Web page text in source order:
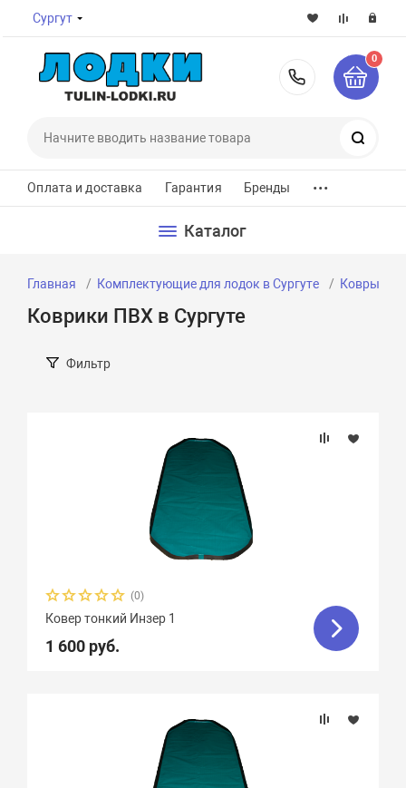
Сургут
8-800-
0
Оплата и доставка Гарантия Бренды ...
Каталог
Главная Комплектующие для лодок в Сургуте Ковры для
Коврики ПВХ в Сургуте
Фильтр
(0)
Ковер тонкий Инзер 1
1 600 руб.